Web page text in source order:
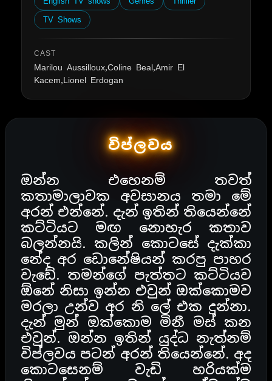
TV Shows
CAST
Marilou Aussilloux,Coline Beal,Amir El
Kacem,Lionel Erdogan
විප්ලවය
ඔන්න එහෙනම් තවත්
කතාමාලාවක අවසානය තමා මේ
අරන් එන්නේ. දැන් ඉතින් තියෙන්නේ
කට්ටියට මඟ නොහැර කතාව
බලන්නයි. කලින් කොටසේ දැක්කා
නේද අර ඩොනේෂියන් කරපු පාහර
වැඩේ. තමන්ගේ පැත්තට කට්ටියව
ඕනේ නිසා ඉන්න එවුන් ඔක්කොමව
මරලා උන්ව අර නි ලේ එක දුන්නා.
දැන් මුන් ඔක්කොම මිනී මස් කන
එවුන්. ඔන්න ඉතින් යුද්ධ නැත්නම්
විප්ලවය පටන් අරන් තියෙන්නේ. අද
කොටසෙනම් වැඩි හරියක්ම